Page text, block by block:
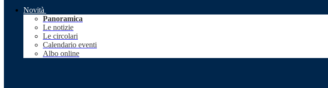
Novità
Panoramica
Le notizie
Le circolari
Calendario eventi
Albo online